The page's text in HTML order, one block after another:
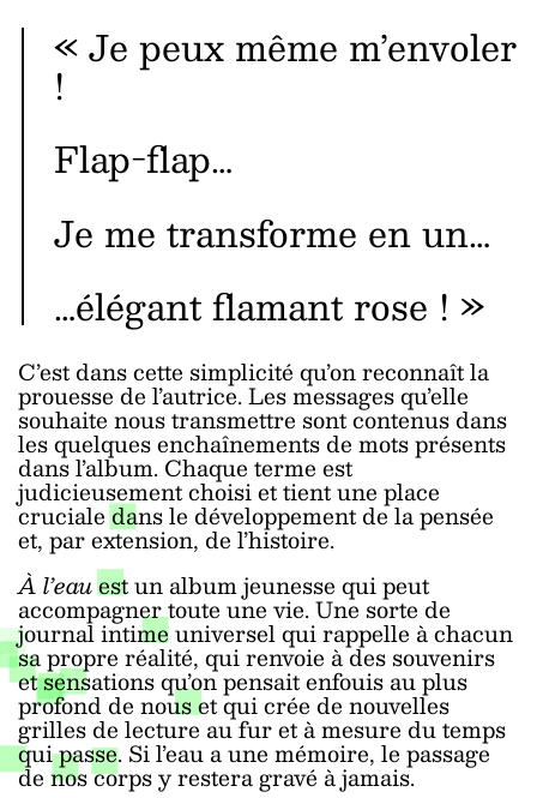
« Je peux même m’envoler
!
Flap-flap…
Je me transforme en un…
…élégant flamant rose ! »
C’est dans cette simplicité qu’on reconnaît la
prouesse de l’autrice. Les messages qu’elle
souhaite nous transmettre sont contenus dans
les quelques enchaînements de mots présents
dans l’album. Chaque terme est
judicieusement choisi et tient une place
cruciale dans le développement de la pensée
et, par extension, de l’histoire.
À l’eauest un album jeunesse qui peut
accompagner toute une vie. Une sorte de
journal intime universel qui rappelle à chacun
sa propre réalité, qui renvoie à des souvenirs
et sensations qu’on pensait enfouis au plus
profond de nous et qui crée de nouvelles
grilles de lecture au fur et à mesure du temps
qui passe. Si l’eau a une mémoire, le passage
de nos corps y restera gravé à jamais.